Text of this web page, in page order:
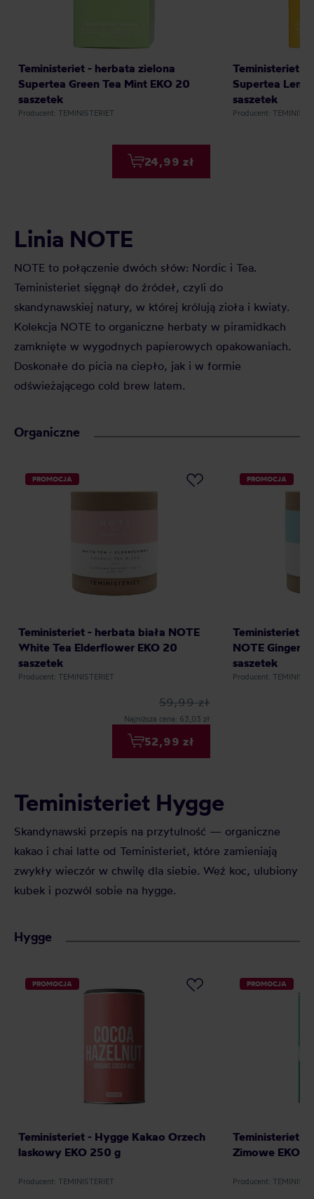
Teministeriet - herbata zielona
Supertea Green Tea Mint EKO 20
saszetek
Producent: TEMINISTERIET
24,99 zł
Teministeriet -
Supertea
saszetek
Producent:
Linia NOTE
NOTE to połączenie dwóch słów: Nordic i Tea.
Teministeriet sięgnął do źródeł, czyli do
skandynawskiej natury, w której królują zioła i kwiaty.
Kolekcja NOTE to organiczne herbaty w piramidkach
zamknięte w wygodnych papierowych opakowaniach.
Doskonałe do picia na ciepło, jak i w formie
odświeżającego cold brew latem.
Organiczne
PROMOCJA
Teministeriet - herbata biała NOTE
White Tea Elderflower EKO 20
saszetek
Producent: TEMINISTERIET
59,99 zł
Najniższa cena: 63,03 zł
52,99 zł
PROMOCJA
Teministeriet -
NOTE Ginger
saszetek
Producent:
Teministeriet Hygge
Skandynawski przepis na przytulność — organiczne
kakao i chai latte od Teministeriet, które zamieniają
zwykły wieczór w chwilę dla siebie. Weź koc, ulubiony
kubek i pozwól sobie na hygge.
Hygge
PROMOCJA
Teministeriet - Hygge Kakao Orzech
laskowy EKO 250 g
Producent: TEMINISTERIET
PROMOCJA
Teministeriet -
Zimowe EKO
Producent: